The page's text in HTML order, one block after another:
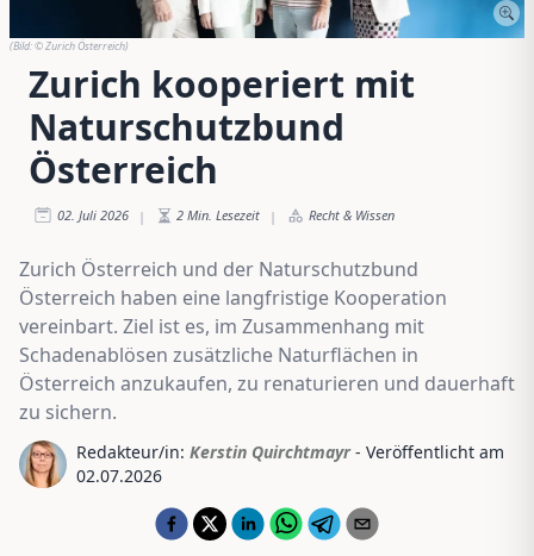
(Bild:© Zurich Österreich)
Zurich kooperiert mit
Naturschutzbund
Österreich
02. Juli 2026 | 2 Min. Lesezeit | Recht & Wissen
Zurich Österreich und der Naturschutzbund
Österreich haben eine langfristige Kooperation
vereinbart. Ziel ist es, im Zusammenhang mit
Schadenablösen zusätzliche Naturflächen in
Österreich anzukaufen, zu renaturieren und dauerhaft
zu sichern.
Redakteur/in: Kerstin Quirchtmayr - Veröffentlicht am
02.07.2026